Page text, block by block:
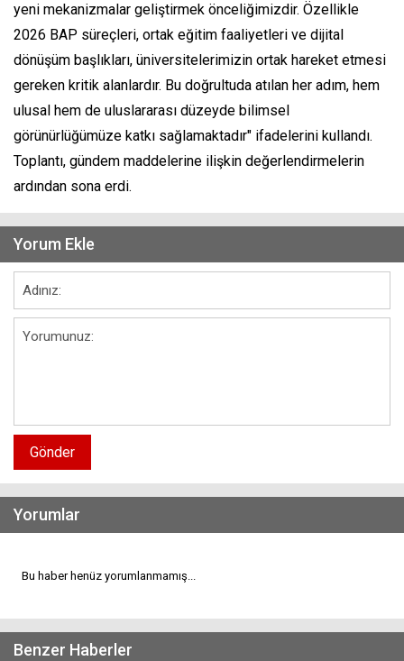
yeni mekanizmalar geliştirmek önceliğimizdir. Özellikle
2026 BAP süreçleri, ortak eğitim faaliyetleri ve dijital
dönüşüm başlıkları, üniversitelerimizin ortak hareket etmesi
gereken kritik alanlardır. Bu doğrultuda atılan her adım, hem
ulusal hem de uluslararası düzeyde bilimsel
görünürlüğümüze katkı sağlamaktadır" ifadelerini kullandı.
Toplantı, gündem maddelerine ilişkin değerlendirmelerin
ardından sona erdi.
Yorum Ekle
Gönder
Yorumlar
Bu haber henüz yorumlanmamış...
Benzer Haberler